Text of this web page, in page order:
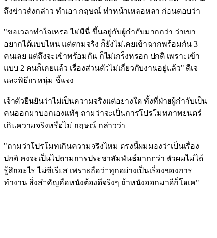
ถึงข่าวดังกล่าว ทำเอา กฤษณ์ ทำหน้าเหลอหลา ก่อนตอบว่า
"ขอเวลาทำใจเหรอ ไม่มีนี่ ขึ้นอยู่กับผู้กำกับมากกว่า ว่าเขา
อยากได้แบบไหน แต่ตามจริง ก็ยังไม่เคยเข้าฉากพร้อมกัน 3
คนเลย แต่ถึงจะเข้าพร้อมกัน ก็ไม่เกร็งหรอก ปกติ เพราะเข้า
แบบ 2 คนก็เคยแล้ว เรื่องส่วนตัวไม่เกี่ยวกับงานอยู่แล้ว" ดีเจ
และพิธีกรหนุ่ม ชี้แจง
เจ้าตัวยืนยันว่าไม่เป็นความจริงแต่อย่างใด ทั้งที่ฝ่ายผู้กำกับเป็น
คนออกมาบอกเองแท้ๆ ถามว่าจะเป็นการโปรโมทภาพยนตร์
เกินความจริงหรือไม่ กฤษณ์ กล่าวว่า
"ถามว่าโปรโมทเกินความจริงไหม ตรงนี้ผมมองว่าเป็นเรื่อง
ปกติ คงจะเป็นไปตามการประชาสัมพันธ์มากกว่า ตัวผมไม่ได้
รู้สึกอะไร ไม่ซีเรียส เพราะถือว่าทุกอย่างเป็นเรื่องของการ
ทำงาน สิ่งสำคัญคือหนังต้องดีจริงๆ ถ้าหนังออกมาดีก็โอเค"